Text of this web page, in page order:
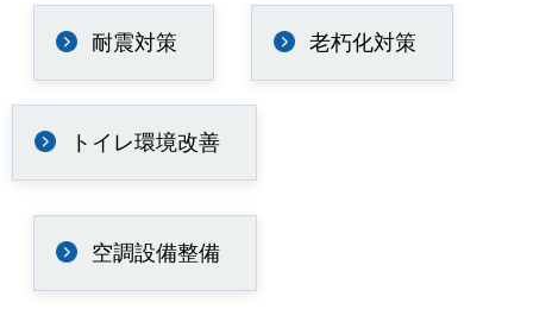
耐震対策 老朽化対策
トイレ環境改善
空調設備整備